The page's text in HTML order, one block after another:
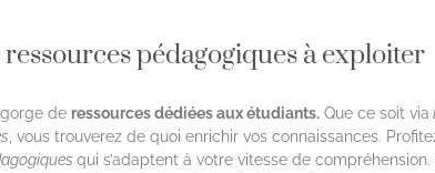
ressources pédagogiques à exploiter
de ressources dédiées aux étudiants. Que ce soit via
, vous trouverez de quoi enrichir vos connaissances.
qui s’adaptent à votre vitesse de